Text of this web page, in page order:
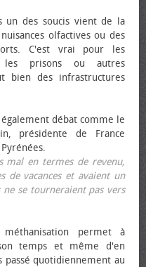
un des soucis vient de la
olfactives ou des
C'est vrai pour les
les prisons ou autres
bien des infrastructures
débat comme le
présidente de France
mal en termes de revenu,
de vacances et avaient un
se tourneraient pas vers
permet à
temps et même d'en
quotidiennement au